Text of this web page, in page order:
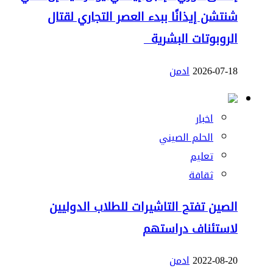
شنتشن إيذانًا ببدء العصر التجاري لقتال
الروبوتات البشرية
2026-07-18ادمن
اخبار
الحلم الصيني
تعليم
ثقافة
الصين تفتح التاشيرات للطلاب الدوليين
لاستئناف دراستهم
2022-08-20ادمن